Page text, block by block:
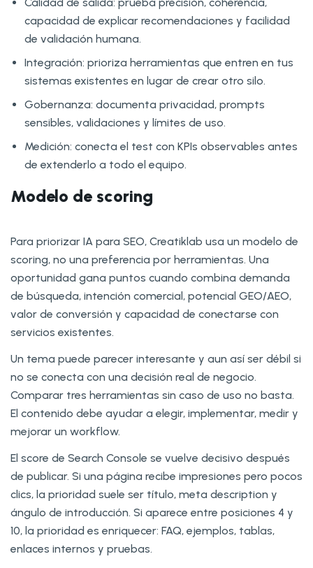
capacidad de explicar recomendaciones y facilidad
de validación humana.
Integración: prioriza herramientas que entren en tus
sistemas existentes en lugar de crear otro silo.
Gobernanza: documenta privacidad, prompts
sensibles, validaciones y límites de uso.
Medición: conecta el test con KPIs observables antes
de extenderlo a todo el equipo.
Modelo de scoring
Para priorizar IA para SEO, Creatiklab usa un modelo de
scoring, no una preferencia por herramientas. Una
oportunidad gana puntos cuando combina demanda
de búsqueda, intención comercial, potencial GEO/AEO,
valor de conversión y capacidad de conectarse con
servicios existentes.
Un tema puede parecer interesante y aun así ser débil si
no se conecta con una decisión real de negocio.
Comparar tres herramientas sin caso de uso no basta.
El contenido debe ayudar a elegir, implementar, medir y
mejorar un workflow.
El score de Search Console se vuelve decisivo después
de publicar. Si una página recibe impresiones pero pocos
clics, la prioridad suele ser título, meta description y
ángulo de introducción. Si aparece entre posiciones 4 y
10, la prioridad es enriquecer: FAQ, ejemplos, tablas,
enlaces internos y pruebas.